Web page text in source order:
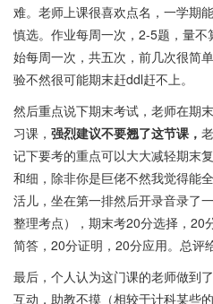
难。老师上课很喜欢点名，一学期
慎选。作业每周一次，2-5题，量
始每周一次，共五次，前几次很简
验不然很可能期末赶ddl赶不上。
然后重点说下期末考试，老师在期
习课， 强烈建议不要翘了这节课，
记下要考的重点可以大大减轻期末
和细，除非你是巨佬不然我觉得能
活儿，坐在第一排然后开录音录了
整理考点），期末考20分选择，20
简答，20分证明，20分应用。总评
最后，个人认为这门课的老师做到
互动，助教不摸（相较于计科某些